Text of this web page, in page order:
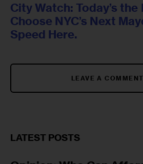
City Watch: Today’s the
Choose NYC’s Next
Speed Here.
LEAVE A COMMENT
LATEST POSTS